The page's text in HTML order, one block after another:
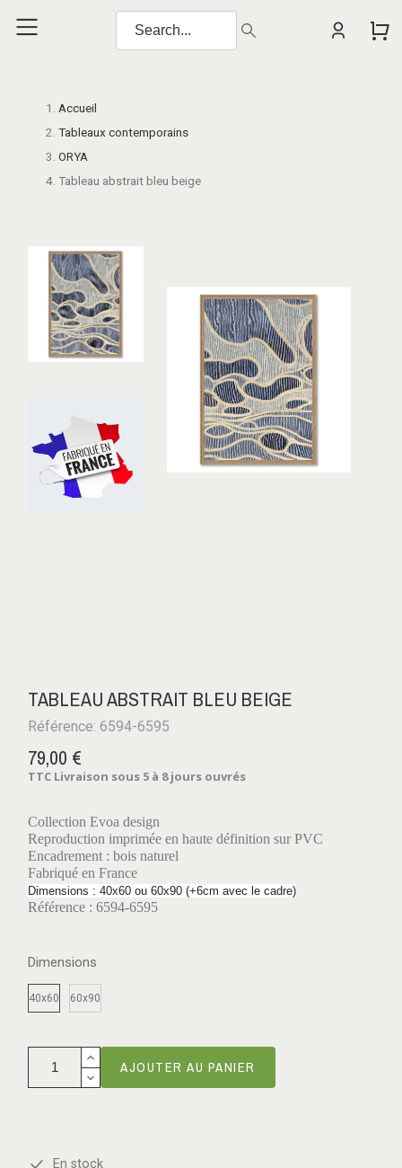
Accueil
Tableaux contemporains
ORYA
Tableau abstrait bleu beige
TABLEAU ABSTRAIT BLEU BEIGE
Référence: 6594-6595
79,00 €
TTC Livraison sous 5 à 8 jours ouvrés
Collection Evoa design
Reproduction imprimée en haute définition sur PVC
Encadrement : bois naturel
Fabriqué en France
Dimensions : 40x60 ou 60x90 (+6cm avec le cadre)
Référence : 6594-6595
Dimensions
40x60 60x90
AJOUTER AU PANIER
En stock